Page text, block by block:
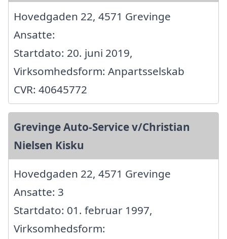
Hovedgaden 22, 4571 Grevinge
Ansatte:
Startdato: 20. juni 2019,
Virksomhedsform: Anpartsselskab
CVR: 40645772
Grevinge Auto-Service v/Christian
Nielsen Kisku
Hovedgaden 22, 4571 Grevinge
Ansatte: 3
Startdato: 01. februar 1997,
Virksomhedsform: